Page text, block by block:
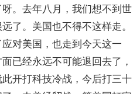
。去年八月，我们想不到世
了。美国也不得不这样走。
对美国，也走到今天这一
已经永远不可能退回去了，
开打科技冷战，今后打三十